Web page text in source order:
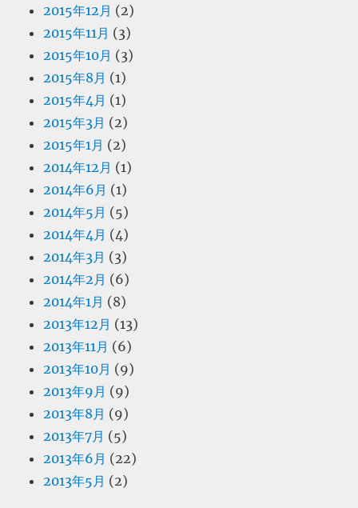
2015年12月 (2)
2015年11月 (3)
2015年10月 (3)
2015年8月 (1)
2015年4月 (1)
2015年3月 (2)
2015年1月 (2)
2014年12月 (1)
2014年6月 (1)
2014年5月 (5)
2014年4月 (4)
2014年3月 (3)
2014年2月 (6)
2014年1月 (8)
2013年12月 (13)
2013年11月 (6)
2013年10月 (9)
2013年9月 (9)
2013年8月 (9)
2013年7月 (5)
2013年6月 (22)
2013年5月 (2)